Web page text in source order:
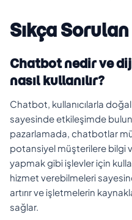
Sıkça
Chatbot nedir ve
nasıl kullanılır?
Chatbot, kullanıcılarla
sayesinde etkileşimde
pazarlamada, chatbotlar
potansiyel müşterilere bilgi
yapmak gibi işlevler için
hizmet verebilmeleri
artırır ve işletmelerin
sağlar.